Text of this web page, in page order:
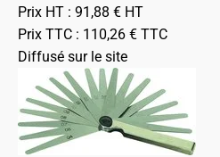
Prix HT : 91,88 € HT
Prix TTC : 110,26 € TTC
Diffusé sur le site